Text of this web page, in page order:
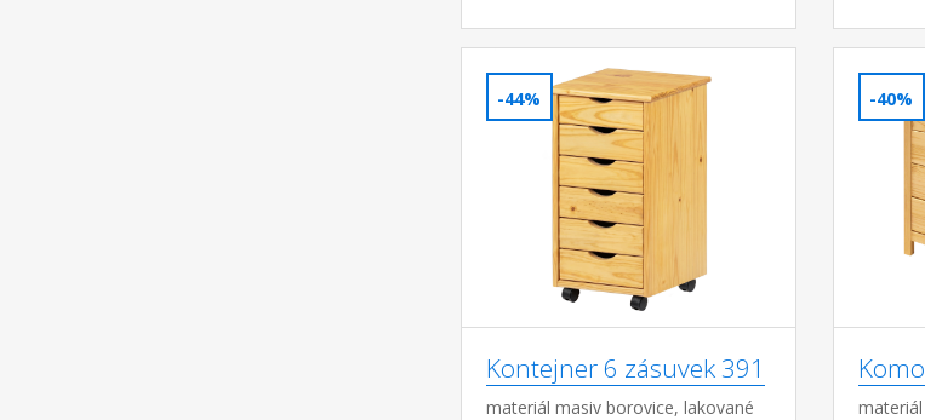
-44%
Kontejner 6 zásuvek 391
materiál masiv borovice, lakované
-40%